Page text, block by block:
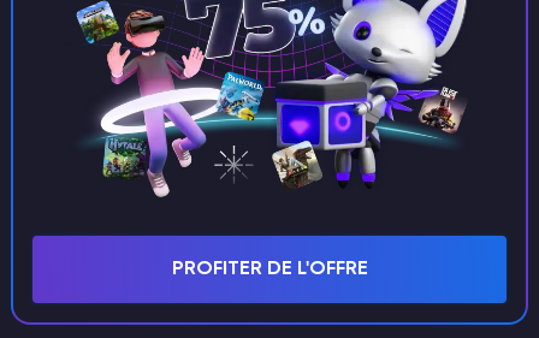
Marcello ?
Principalement des livres, qui ne sont pas seulement
du matériel de lecture mais aussi des améliorations
qui apportent des bénéfices durables après l'achat
et la lecture. Ces améliorations peuvent augmenter
cheval, améliorer vos compétences en matière de
pêche ou vous permettre de voir les prix des articles
PROFITER DE L'OFFRE